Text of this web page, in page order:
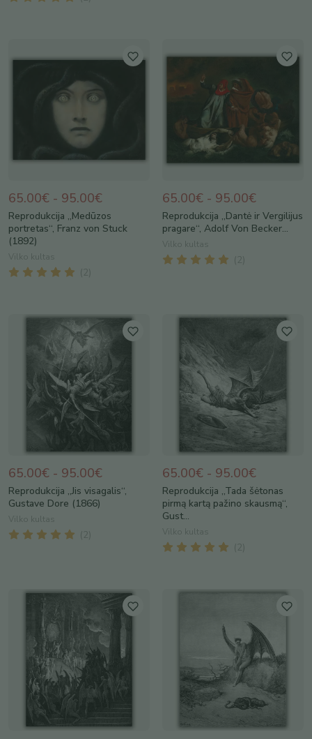
65.00€ - 95.00€
Reprodukcija „Medūzos
portretas“, Franz von Stuck
(1892)
Vilko kultas
( 2
65.00€ - 95.00€
Reprodukcija „Dantė ir Vergilijus
pragare“, Adolf Von Becker...
Vilko kultas
( 2
65.00€ - 95.00€
Reprodukcija „Jis visagalis“,
Gustave Dore (1866)
Vilko kultas
( 2
65.00€ - 95.00€
Reprodukcija „Tada šėtonas
pirmą kartą pažino skausmą“,
Gust...
Vilko kultas
( 2